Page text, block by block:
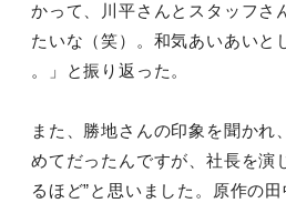
かって、川平さんとスタッフ
たいな（笑）。和気あいあいと
。」と振り返った。
また、勝地さんの印象を聞かれ
めてだったんですが、社長を演
るほど”と思いました。原作の